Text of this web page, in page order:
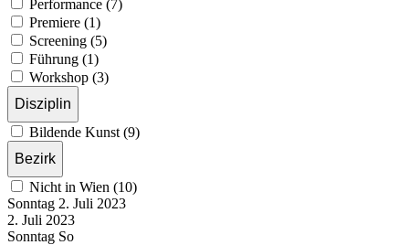
Performance (7)
Premiere (1)
Screening (5)
Führung (1)
Workshop (3)
Disziplin
Bildende Kunst (9)
Bezirk
Nicht in Wien (10)
Sonntag 2. Juli 2023
2. Juli 2023
Sonntag So